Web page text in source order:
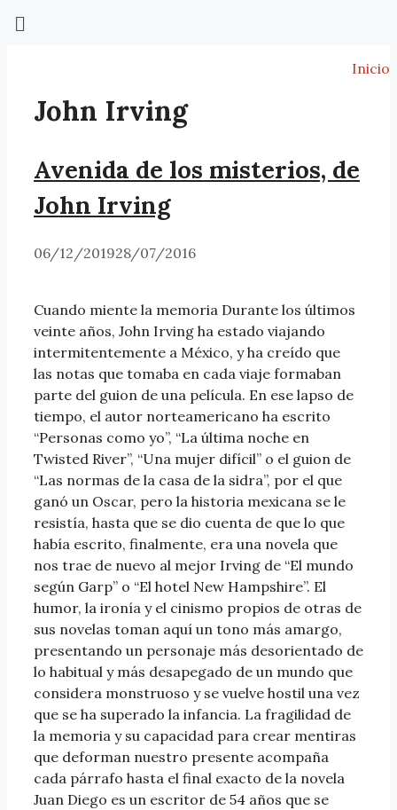
Inicio
John Irving
Avenida de los misterios, de
John Irving
06/12/201928/07/2016
Cuando miente la memoria Durante los últimos
veinte años, John Irving ha estado viajando
intermitentemente a México, y ha creído que
las notas que tomaba en cada viaje formaban
parte del guion de una película. En ese lapso de
tiempo, el autor norteamericano ha escrito
“Personas como yo”, “La última noche en
Twisted River”, “Una mujer difícil” o el guion de
“Las normas de la casa de la sidra”, por el que
ganó un Oscar, pero la historia mexicana se le
resistía, hasta que se dio cuenta de que lo que
había escrito, finalmente, era una novela que
nos trae de nuevo al mejor Irving de “El mundo
según Garp” o “El hotel New Hampshire”. El
humor, la ironía y el cinismo propios de otras de
sus novelas toman aquí un tono más amargo,
presentando un personaje más desorientado de
lo habitual y más desapegado de un mundo que
considera monstruoso y se vuelve hostil una vez
que se ha superado la infancia. La fragilidad de
la memoria y su capacidad para crear mentiras
que deforman nuestro presente acompaña
cada párrafo hasta el final exacto de la novela
Juan Diego es un escritor de 54 años que se